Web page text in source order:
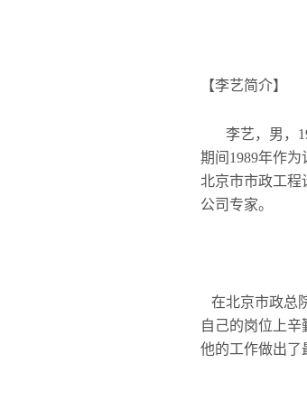
【李艺简介】
李艺，男，
期间1989年作为
北京市市政工程
公司专家。
在北京市政总
自己的岗位上
他的工作做出了